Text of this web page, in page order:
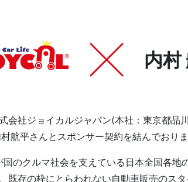
内村
会社ジョイカルジャパン(本社：東京都
航平さんとスポンサー契約を結んでおりま
のクルマ社会を支えている日本全国各地
既存の枠にとらわれない自動車販売のス